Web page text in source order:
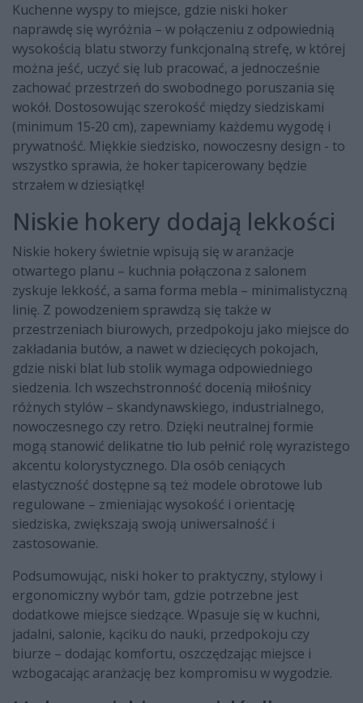
Kuchenne wyspy to miejsce, gdzie niski hoker
naprawdę się wyróżnia – w połączeniu z odpowiednią
wysokością blatu stworzy funkcjonalną strefę, w której
można jeść, uczyć się lub pracować, a jednocześnie
zachować przestrzeń do swobodnego poruszania się
wokół. Dostosowując szerokość między siedziskami
(minimum 15‑20 cm), zapewniamy każdemu wygodę i
prywatność. Miękkie siedzisko, nowoczesny design - to
wszystko sprawia, że hoker tapicerowany będzie
strzałem w dziesiątkę!
Niskie hokery dodają lekkości
Niskie hokery świetnie wpisują się w aranżacje
otwartego planu – kuchnia połączona z salonem
zyskuje lekkość, a sama forma mebla – minimalistyczną
linię. Z powodzeniem sprawdzą się także w
przestrzeniach biurowych, przedpokoju jako miejsce do
zakładania butów, a nawet w dziecięcych pokojach,
gdzie niski blat lub stolik wymaga odpowiedniego
siedzenia. Ich wszechstronność docenią miłośnicy
różnych stylów – skandynawskiego, industrialnego,
nowoczesnego czy retro. Dzięki neutralnej formie
mogą stanowić delikatne tło lub pełnić rolę wyrazistego
akcentu kolorystycznego. Dla osób ceniących
elastyczność dostępne są też modele obrotowe lub
regulowane – zmieniając wysokość i orientację
siedziska, zwiększają swoją uniwersalność i
zastosowanie.
Podsumowując, niski hoker to praktyczny, stylowy i
ergonomiczny wybór tam, gdzie potrzebne jest
dodatkowe miejsce siedzące. Wpasuje się w kuchni,
jadalni, salonie, kąciku do nauki, przedpokoju czy
biurze – dodając komfortu, oszczędzając miejsce i
wzbogacając aranżację bez kompromisu w wygodzie.